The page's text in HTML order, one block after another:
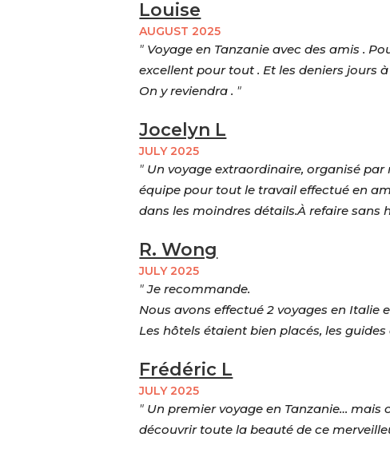
Louise
AUGUST 2025
" Voyage en Tanzanie avec des amis .
excellent pour tout . Et les deniers jours
On y reviendra . "
Jocelyn L
JULY 2025
" Un voyage extraordinaire, organisé
équipe pour tout le travail effectué en
dans les moindres détails.À refaire sans
R. Wong
JULY 2025
"Je recommande.
Nous avons effectué 2 voyages en Italie
Les hôtels étaient bien placés, les
Frédéric L
JULY 2025
" Un premier voyage en Tanzanie… mais
découvrir toute la beauté de ce